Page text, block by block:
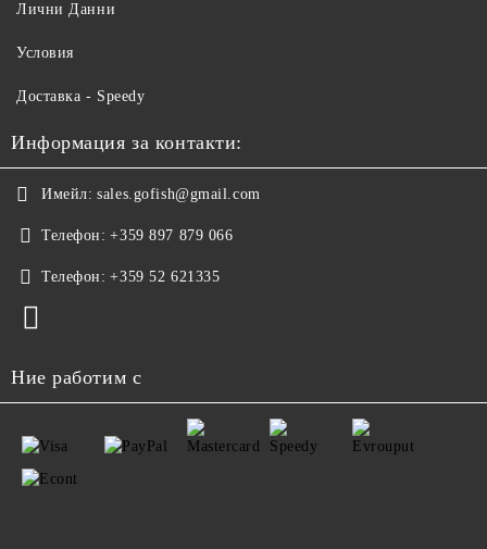
Лични Данни
Условия
Доставка - Speedy
Информация за контакти:
Имейл: sales.gofish@gmail.com
Телефон: +359 897 879 066
Телефон: +359 52 621335
Ние работим с